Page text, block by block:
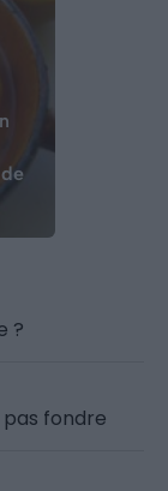
?
pas fondre